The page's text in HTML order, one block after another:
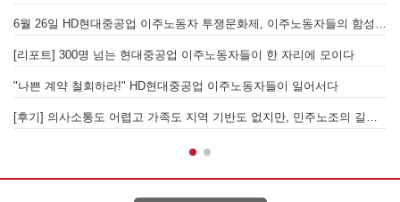
6월 26일 HD현대중공업 이주노동자 투쟁문화제, 이주노동자들의 함성과 노랫소리가 울산 동구 앞바다에 울려 퍼지다!
[후기] 의사소통도 어렵고 가족도 지역 기반도 없지만, 민주노조의 길이 옳기에 투쟁하는 이주노동자
[후기] 진짜 사장 서울시와 국가를 앉히는 돌봄 노동자 투쟁을 위해
[발언] 노동절, 우리는 끓어오르는 분노를 안고 이 자리에 섰습니다